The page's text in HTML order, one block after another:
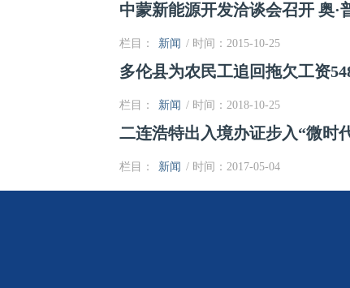
中蒙新能源开发洽谈会召开 奥·
栏目： 新闻 / 时间：2015-10-25
多伦县为农民工追回拖欠工资
栏目： 新闻 / 时间：2018-10-25
二连浩特出入境办证步入“微时
栏目： 新闻 / 时间：2017-05-04